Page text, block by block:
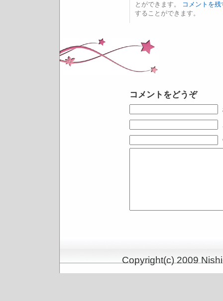
とができます。
コメントを残
することができます。
コメントをどうぞ
Copyright(c) 2009